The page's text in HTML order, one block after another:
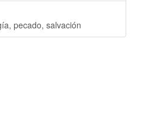
pecado, salvación